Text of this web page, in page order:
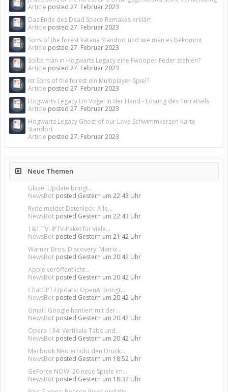
Article posted 27. Februar 2023
Das Ende des Dead Space Remakes erklärt
Article posted 27. Februar 2023
Sons of the forest katana Standort und wie man es bekommt
Article posted 27. Februar 2023
Sollte man in Hogwarts Legacy eine Fwooper-Feder stehlen?
Article posted 27. Februar 2023
Ist Sons of the forest ein Multiplayer-Spiel?
Article posted 27. Februar 2023
Hogwarts Legacy Ein Vogel in der Hand - Lösung des Türrätsels
Article posted 27. Februar 2023
Hogwarts Legacy Ghost of our Love Schwimmkerzen Karte
Standort
Article posted 27. Februar 2023
Neue Themen
Glaze: Update bringt...
NewsBot posted Gestern um 22:43 Uhr
Ryde meldet Datenleck: Alle...
NewsBot posted Gestern um 22:43 Uhr
1&1 TV: IPTV-Paket für viele...
NewsBot posted Gestern um 21:42 Uhr
Warner Bros. Discovery: Matrix...
NewsBot posted Gestern um 20:42 Uhr
Apple veröffentlicht...
NewsBot posted Gestern um 20:42 Uhr
ChatGPT-Update: OpenAI bringt...
NewsBot posted Gestern um 20:42 Uhr
Gmail: Google hantiert mit der...
NewsBot posted Gestern um 20:42 Uhr
Opera 134: Vertikale Tabs und...
NewsBot posted Gestern um 20:42 Uhr
Macbook Neo erhöht den Druck:...
NewsBot posted Gestern um 18:52 Uhr
GeForce NOW: 26 neue Spiele im...
NewsBot posted Gestern um 18:32 Uhr